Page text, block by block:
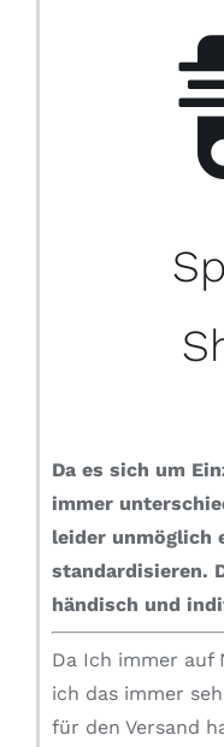
Da es sich um
immer
leider unmöglich
standardisieren.
händisch und
Da Ich immer auf
ich das immer
für den Versand